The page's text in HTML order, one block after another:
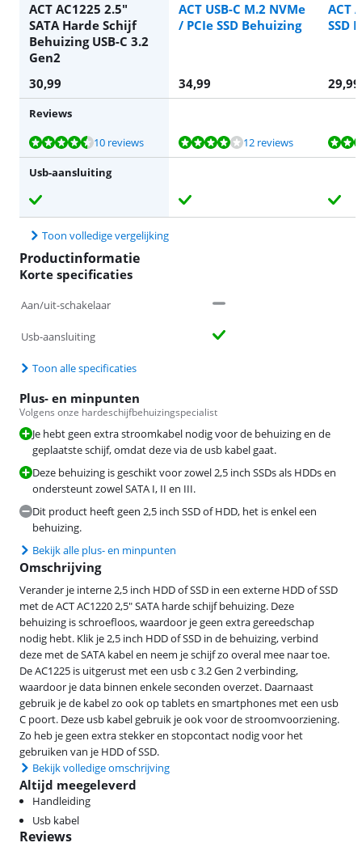
ACT AC1225 2.5"
SATA Harde Schijf
Behuizing USB-C 3.2
Gen2
ACT USB-C M.2 NVMe
/ PCIe SSD Behuizing
ACT
SSD
30,99 34,99 29,99
Reviews
Beoordeling is 8,8 van de 10, gebaseerd op 10 reviews.
10 reviews
Beoordeling is 8,2 van de 10, gebaseerd op 12 reviews.12 reviews
Beoordeling is 7,9 van de 10, gebaseerd op 31 reviews.
Beoordeling is 9,3 van de 10, gebaseerd op 11 reviews.
Beoordeling is 9,6 van de 10, gebaseerd op 10 reviews.
Usb-aansluiting
Toon volledige vergelijking
Productinformatie
Korte specificaties
Aan/uit-schakelaar
Usb-aansluiting
Toon alle specificaties
Plus- en minpunten
Volgens onze hardeschijfbehuizingspecialist
Je hebt geen extra stroomkabel nodig voor de behuizing en de
geplaatste schijf, omdat deze via de usb kabel gaat.
Deze behuizing is geschikt voor zowel 2,5 inch SSDs als HDDs en
ondersteunt zowel SATA I, II en III.
Dit product heeft geen 2,5 inch SSD of HDD, het is enkel een
behuizing.
Bekijk alle plus- en minpunten
Omschrijving
Verander je interne 2,5 inch HDD of SSD in een externe HDD of SSD
met de ACT AC1220 2,5" SATA harde schijf behuizing. Deze
behuizing is schroefloos, waardoor je geen extra gereedschap
nodig hebt. Klik je 2,5 inch HDD of SSD in de behuizing, verbind
deze met de SATA kabel en neem je schijf zo overal mee naar toe.
De AC1225 is uitgerust met een usb c 3.2 Gen 2 verbinding,
waardoor je data binnen enkele seconden overzet. Daarnaast
gebruik je de kabel zo ook op tablets en smartphones met een usb
C poort. Deze usb kabel gebruik je ook voor de stroomvoorziening.
Zo heb je geen extra stekker en stopcontact nodig voor het
gebruiken van je HDD of SSD.
Bekijk volledige omschrijving
Altijd meegeleverd
Handleiding
Usb kabel
Reviews